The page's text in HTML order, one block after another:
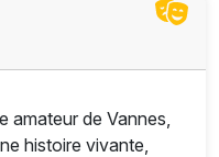
amateur de Vannes,
histoire vivante,